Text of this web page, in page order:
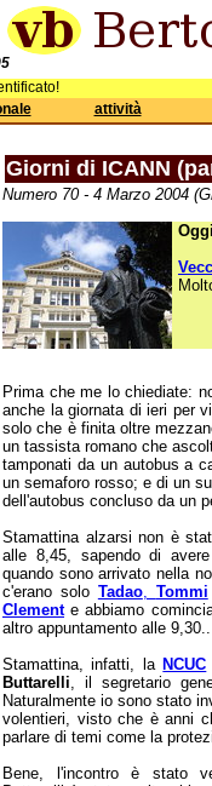
attività
Giorni di ICANN
Numero 70 - 4 Marzo 2004
Prima che me lo chiediate:
anche la giornata di ieri per
solo che è finita oltre
un tassista romano che
tamponati da un autobus a
un semaforo rosso; e di un
dell'autobus concluso da un
Stamattina alzarsi non è
alle 8,45, sapendo di
quando sono arrivato nella
c'erano solo Tadao, Tommi
Clemente abbiamo
altro appuntamento alle
Stamattina, infatti, la NCUC
Buttarelli, il segretario
Naturalmente io sono stato
volentieri, visto che è anni
parlare di temi come la
Bene, l'incontro è stato